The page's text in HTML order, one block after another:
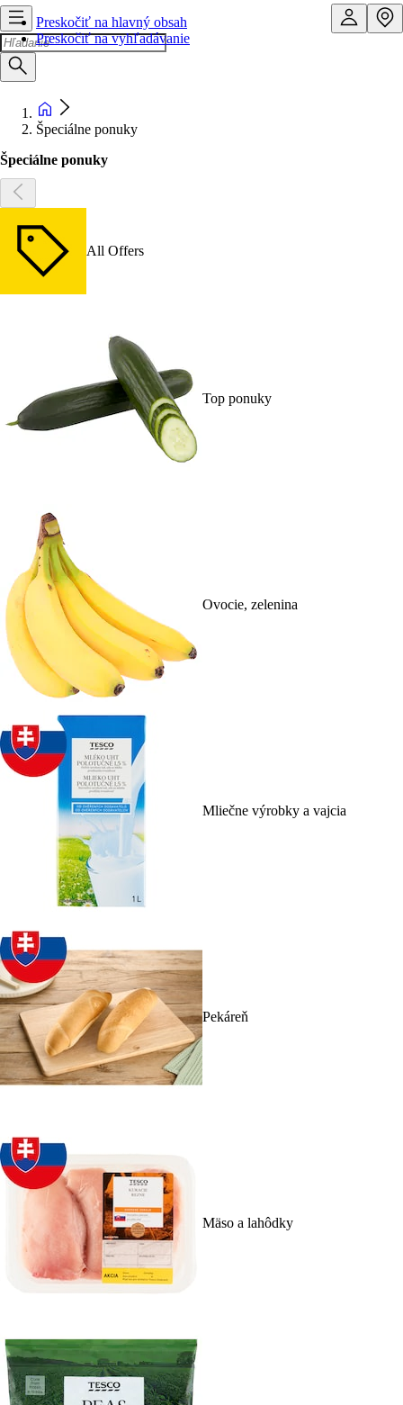
Preskočiť na hlavný obsah
Preskočiť na vyhľadávanie
Špeciálne ponuky
Špeciálne ponuky
All Offers
Top ponuky
Ovocie, zelenina
Mliečne výrobky a vajcia
Pekáreň
Mäso a lahôdky